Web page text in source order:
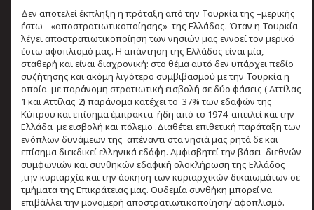
Δεν αποτελεί έκπληξη η πρόταξη από την Τουρκία της –μερικής
έστω- «αποστρατιωτικοποίησης» της Ελλάδος. Όταν η Τουρκία
λέγει αποστρατιωτικοποίηση των νησιών μας εννοεί τον μερικό
έστω αφοπλισμό μας. Η απάντηση της Ελλάδος είναι μία,
σταθερή και είναι διαχρονική: στο θέμα αυτό δεν υπάρχει πεδίο
συζήτησης και ακόμη λιγότερο συμβιβασμού με την Τουρκία η
οποία με παράνομη στρατιωτική εισβολή σε δύο φάσεις ( Αττίλας
1 και Αττίλας 2) παράνομα κατέχει το 37% των εδαφών της
Κύπρου και επίσημα έμπρακτα ήδη από το 1974 απειλεί και την
Ελλάδα με εισβολή και πόλεμο .Διαθέτει επιθετική παράταξη των
ενόπλων δυνάμεων της απέναντι στα νησιά μας ρητά δε και
επίσημα διεκδικεί ελληνικά εδάφη. Αμφισβητεί την βάσει διεθνών
συμφωνιών και συνθηκών εδαφική ολοκλήρωση της Ελλάδος
,την κυριαρχία και την άσκηση των κυριαρχικών δικαιωμάτων σε
τμήματα της Επικράτειας μας. Ουδεμία συνθήκη μπορεί να
επιβάλλει την μονομερή αποστρατιωτικοποίηση/ αφοπλισμό.